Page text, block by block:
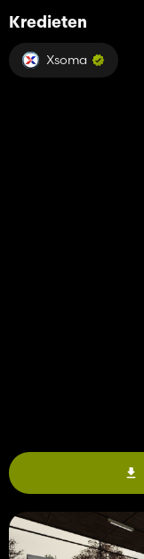
Kredieten
Xsoma